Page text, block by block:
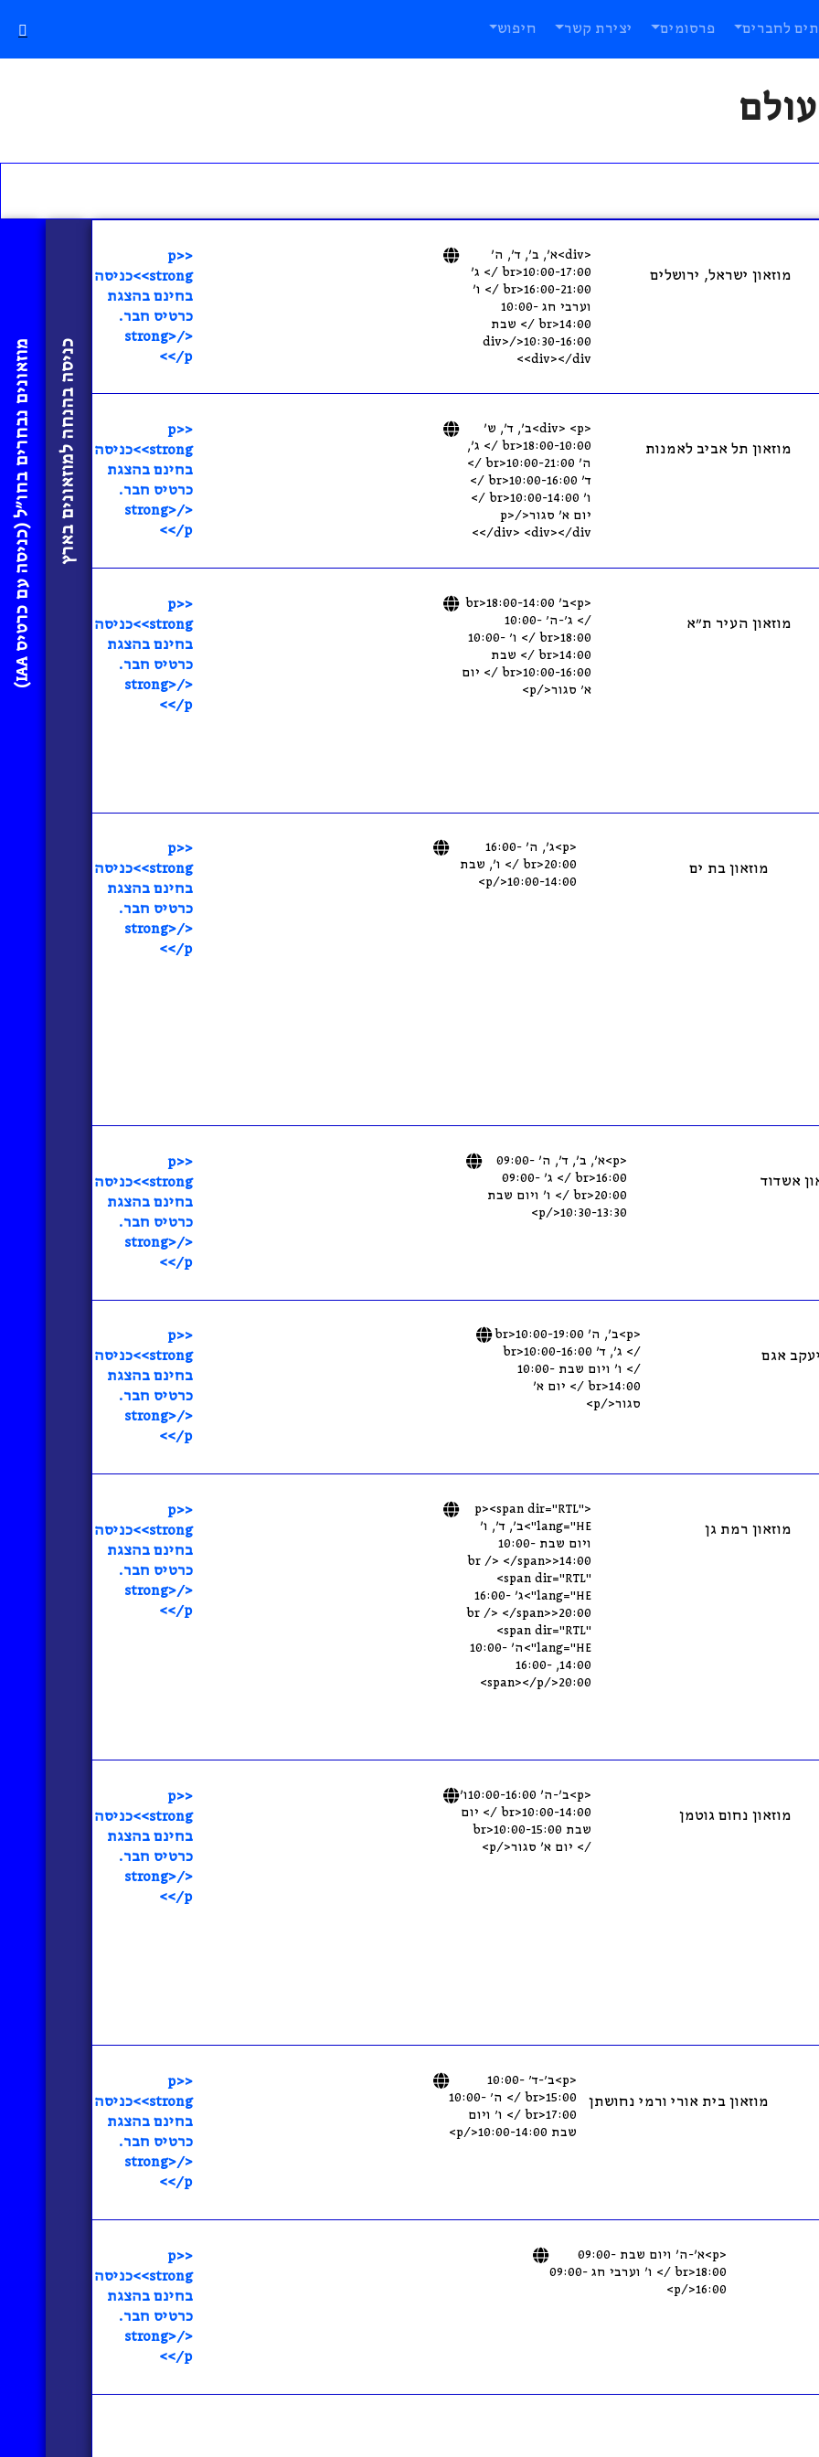
לחברים פרסומים יצירת קשר חיפוש
מוזאון ישראל, ירושלים
<div>א’, ב’, ד’, ה’
10:00-17:00<br /> ג’
16:00-21:00<br /> ו’
וערבי חג 10:00-
14:00<br /> שבת
10:30-16:00</div>
<div></div>
<p>
<strong>כניסה
בחינם בהצגת
כרטיס חבר.
</strong>
</p>
מוזאון תל אביב לאמנות
<div> <p>ב’, ד’, ש’
18:00-10:00<br /> ג’,
ה’ 10:00-21:00<br />
ד’ 10:00-16:00<br />
ו’ 10:00-14:00<br />
יום א’ סגור</p>
</div> <div></div>
<p>
<strong>כניסה
בחינם בהצגת
כרטיס חבר.
</strong>
</p>
מוזאון העיר ת״א
<p>ב’ 18:00-14:00<br
/> ג׳-ה׳ 10:00-
18:00<br /> ו׳ 10:00-
14:00<br /> שבת
10:00-16:00<br /> יום
א׳ סגור</p>
<p>
<strong>כניסה
בחינם בהצגת
כרטיס חבר.
</strong>
</p>
מוזאון בת ים
<p>ג’, ה’ 16:00-
20:00<br /> ו’, שבת
10:00-14:00</p>
<p>
<strong>כניסה
בחינם בהצגת
כרטיס חבר.
</strong>
</p>
אשדוד
<p>א’, ב’, ד’, ה’ 09:00-
16:00<br /> ג’ 09:00-
20:00<br /> ו’ ויום שבת
10:30-13:30</p>
<p>
<strong>כניסה
בחינם בהצגת
כרטיס חבר.
</strong>
</p>
אגם
<p>ב’, ה’ 10:00-19:00<br
/> ג’, ד’ 10:00-16:00<br
/> ו’ ויום שבת 10:00-
14:00<br /> יום א’
סגור</p>
<p>
<strong>כניסה
בחינם בהצגת
כרטיס חבר.
</strong>
</p>
מוזאון רמת גן
<p><span dir="RTL"
lang="HE">ב’, ד’, ו’
ויום שבת 10:00-
14:00<br /> </span>
<span dir="RTL"
lang="HE">ג’ 16:00-
20:00<br /> </span>
<span dir="RTL"
lang="HE">ה’ 10:00-
14:00, 16:00-
20:00</span></p>
<p>
<strong>כניסה
בחינם בהצגת
כרטיס חבר.
</strong>
</p>
מוזאון נחום גוטמן
<p>ב’-ה’ 10:00-16:00ו’
10:00-14:00<br /> יום
שבת 10:00-15:00<br
/> יום א’ סגור</p>
<p>
<strong>כניסה
בחינם בהצגת
כרטיס חבר.
</strong>
</p>
מוזאון בית אורי ורמי נחושתן
<p>ב׳-ד׳ 10:00-
15:00<br /> ה׳ 10:00-
17:00<br /> ו׳ ויום
שבת 10:00-14:00</p>
<p>
<strong>כניסה
בחינם בהצגת
כרטיס חבר.
</strong>
</p>
<p>א’-ה’ ויום שבת 09:00-
18:00<br /> ו’ וערבי חג 09:00-
16:00</p>
<p>
<strong>כניסה
בחינם בהצגת
כרטיס חבר.
</strong>
</p>
כניסה בהנחה למוזאונים בארץמ
ו
ז
א
ו
נ
י
ם
נ
ב
ח
ר
י
ם
ב
ח
ו
״
ל
(
כ
נ
י
ס
ה
ע
ם
כ
ר
ט
י
ס
I
A
A
)